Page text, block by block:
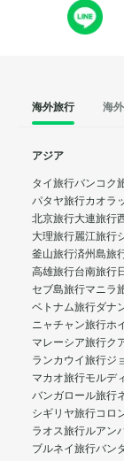
海外旅行 海
アジア
タイ旅行バンコク
パタヤ旅行カオラ
北京旅行大連旅行
大理旅行麗江旅行
釜山旅行済州島旅
高雄旅行台南旅行
セブ島旅行マニラ
ベトナム旅行ダナ
ニャチャン旅行ホ
マレーシア旅行ク
ランカウイ旅行ジ
マカオ旅行モルデ
バンガロール旅行
シギリヤ旅行コロ
ラオス旅行ルアン
ブルネイ旅行バン